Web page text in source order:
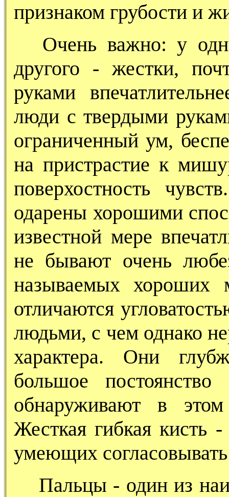
признаком грубости и
Очень важно: у
другого - жестки,
руками
люди с твердыми
ограниченный ум,
на пристрастие к
поверхостность
одарены хорошими
известной мере
не бывают очень
называемых хороших
отличаются
людьми, с чем однако
характера. Они
большое
обнаруживают в
Жесткая гибкая кисть
умеющих
Пальцы - один из